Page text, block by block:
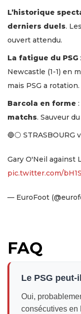
L’historique
derniers duels.
ouvert attendu.
La fatigue du PSG
Newcastle (1-1) en
mais PSG a rotation.
Barcola en forme :
matchs. Sauveur
🔵⚪️ STRASBOURG
Gary O'Neil against
pic.twitter.com/
— EuroFoot
FAQ
Le PSG
Oui,
consécutives en